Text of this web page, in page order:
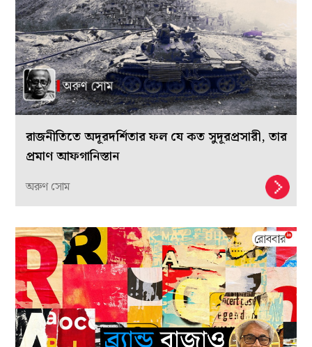
রাজনীতিতে অদূরদর্শিতার ফল যে কত সুদূরপ্রসারী, তার
প্রমাণ আফগানিস্তান
অরুণ সোম